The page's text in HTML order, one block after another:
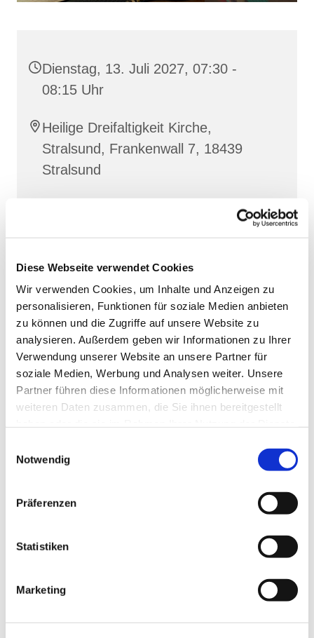
Diese Webseite verwendet Cookies
Wir verwenden Cookies, um Inhalte und Anzeigen zu
personalisieren, Funktionen für soziale Medien anbieten
zu können und die Zugriffe auf unsere Website zu
analysieren. Außerdem geben wir Informationen zu Ihrer
Verwendung unserer Website an unsere Partner für
soziale Medien, Werbung und Analysen weiter. Unsere
Partner führen diese Informationen möglicherweise mit
weiteren Daten zusammen, die Sie ihnen bereitgestellt
Notwendig
Präferenzen
Statistiken
Marketing
Dienstag, 13. Juli 2027, 07:30 -
08:15 Uhr
Heilige Dreifaltigkeit Kirche,
Stralsund, Frankenwall 7, 18439
Stralsund
Lesehore
und die Laudes
. Dazu hören wir das
stiller Meditation.
ZumMitbetenempfehlen wirstundengebet.de
das auch als kostenloseAndroid- undiOS-App
zur Verfügung steht.